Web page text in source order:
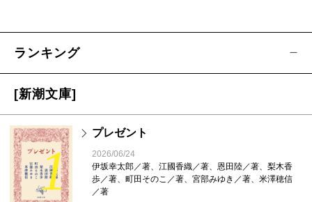
ランキング
[新潮文庫]
1
プレゼント
2026/06/24
伊坂幸太郎／著、江國香織／著、恩田陸／著、梨木香
歩／著、町田そのこ／著、宮部みゆき／著、米澤穂信
／著